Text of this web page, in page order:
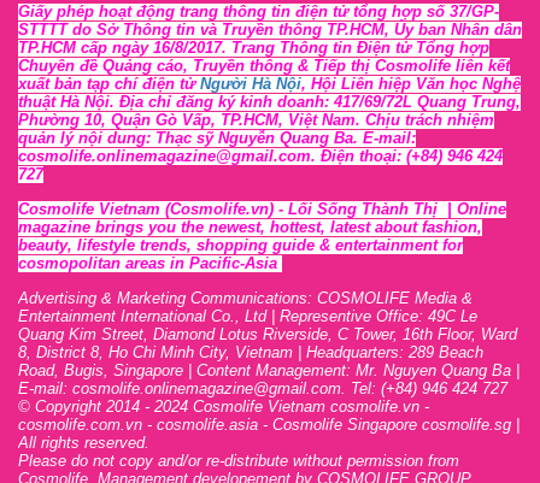
Giấy phép hoạt động trang thông tin điện tử tổng hợp số 37/GP-
STTTT do Sở Thông tin và Truyền thông TP.HCM, Ủy ban Nhân dân
TP.HCM cấp ngày 16/8/2017. Trang Thông tin Điện tử Tổng hợp
Chuyên đề Quảng cáo, Truyền thông & Tiếp thị Cosmolife liên kết
xuất bản tạp chí điện tử Người Hà Nội, Hội Liên hiệp Văn học Nghệ
thuật Hà Nội. Địa chỉ đăng ký kinh doanh: 417/69/72L Quang Trung,
Phường 10, Quận Gò Vấp, TP.HCM, Việt Nam. Chịu trách nhiệm
quản lý nội dung: Thạc sỹ Nguyễn Quang Ba. E-mail:
cosmolife.onlinemagazine@gmail.com. Điện thoại: (+84) 946 424
727
Cosmolife Vietnam (Cosmolife.vn) - Lối Sống Thành Thị | Online
magazine brings you the newest, hottest, latest about fashion,
beauty, lifestyle trends, shopping guide & entertainment for
cosmopolitan areas in Pacific-Asia
Advertising & Marketing Communications: COSMOLIFE Media &
Entertainment International Co., Ltd | Representive Office: 49C Le
Quang Kim Street, Diamond Lotus Riverside, C Tower, 16th Floor, Ward
8, District 8, Ho Chi Minh City, Vietnam | Headquarters: 289 Beach
Road, Bugis, Singapore | Content Management: Mr. Nguyen Quang Ba |
E-mail: cosmolife.onlinemagazine@gmail.com. Tel: (+84) 946 424 727
© Copyright 2014 - 2024 Cosmolife Vietnam cosmolife.vn -
cosmolife.com.vn - cosmolife.asia - Cosmolife Singapore cosmolife.sg |
All rights reserved.
Please do not copy and/or re-distribute without permission from
Cosmolife. Management developement by COSMOLIFE GROUP.